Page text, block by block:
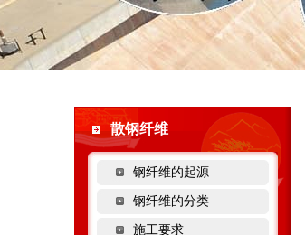
散钢纤维
钢纤维的起源
钢纤维的分类
施工要求